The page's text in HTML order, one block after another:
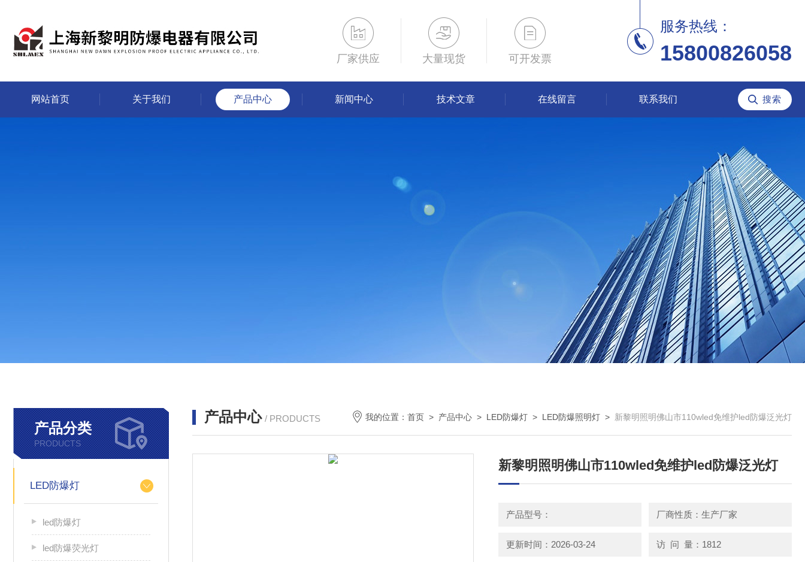
厂家供应 大量现货 可开发票
服务热线：
15800826058
网站首页 关于我们 产品中心 新闻中心 技术文章 在线留言 联系我们
产品分类
PRODUCTS
LED防爆灯
led防爆灯
led防爆荧光灯
产品中心 / PRODUCTS 我的位置： 首页 > 产品中心 > LED防爆灯 > LED防爆照明灯 > 新黎明照明佛山市110wled免维护led防爆泛光灯
新黎明照明佛山市110wled免维护led防爆泛光灯
产品型号： 厂商性质：生产厂家
更新时间：2026-03-24 访 问 量：1812